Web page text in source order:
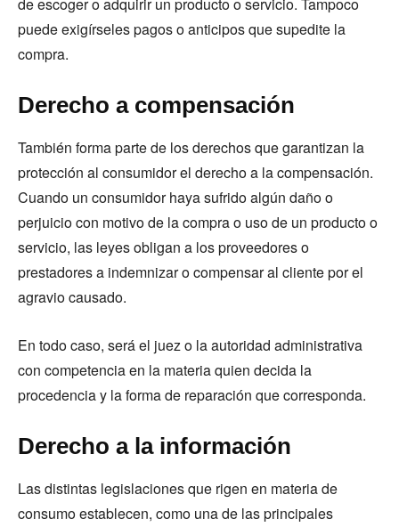
puede exigírseles pagos o anticipos que supedite la
compra.
Derecho a compensación
También forma parte de los derechos que garantizan la
protección al consumidor el derecho a la compensación.
Cuando un consumidor haya sufrido algún daño o
perjuicio con motivo de la compra o uso de un producto o
servicio, las leyes obligan a los proveedores o
prestadores a indemnizar o compensar al cliente por el
agravio causado.
En todo caso, será el juez o la autoridad administrativa
con competencia en la materia quien decida la
procedencia y la forma de reparación que corresponda.
Derecho a la información
Las distintas legislaciones que rigen en materia de
consumo establecen, como una de las principales